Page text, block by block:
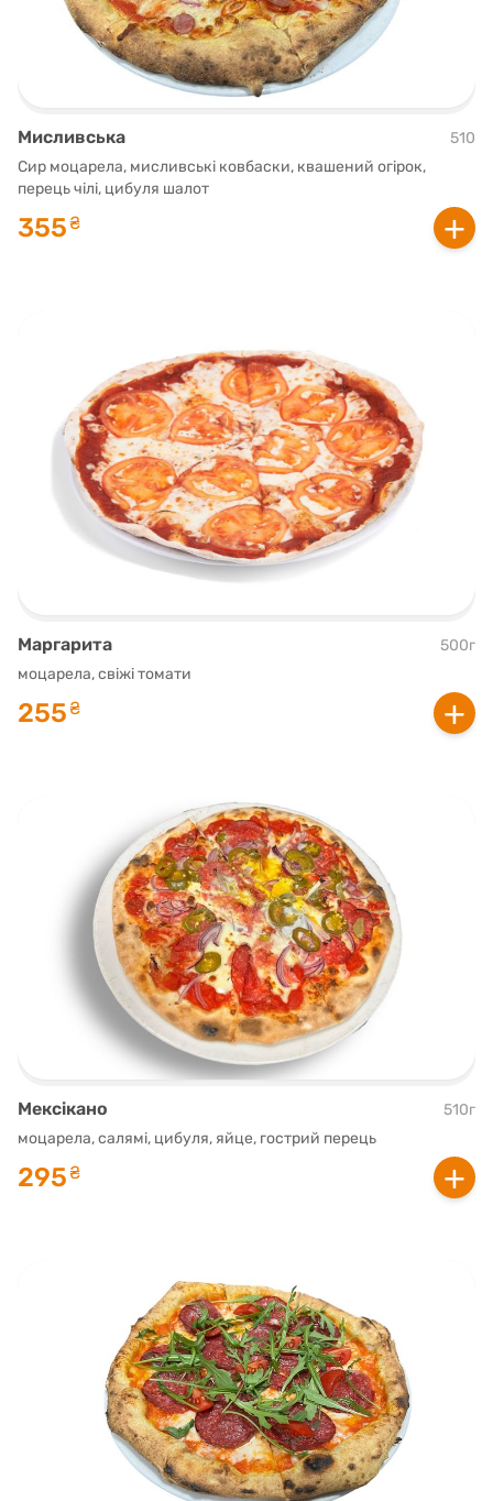
Мисливська
510
Сир моцарела, мисливські ковбаски, квашений огірок,
перець чілі, цибуля шалот
355₴ +
Маргарита
500г
моцарела, свіжі томати
255₴ +
Мексікано
510г
моцарела, салямі, цибуля, яйце, гострий перець
295₴ +